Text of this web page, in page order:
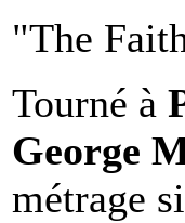
"The
Tourné à
George
métrage